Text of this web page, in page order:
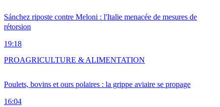
Sánchez riposte contre Meloni : l'Italie menacée de mesures de
rétorsion
19:18
Poulets, bovins et ours polaires : la grippe aviaire se propage
16:04
PROAGRICULTURE & ALIMENTATION